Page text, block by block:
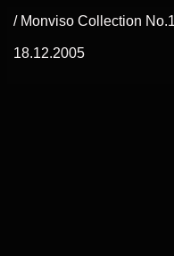
/ Monviso Collection
18.12.2005